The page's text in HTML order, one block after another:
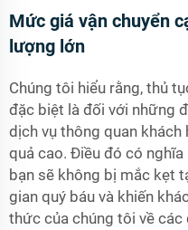
Mức giá vận chuyển
lượng lớn
Chúng tôi hiểu rằng, thủ
đặc biệt là đối với những
dịch vụ thông quan
quả cao. Điều đó có
bạn sẽ không bị mắc kẹt
gian quý báu và khiến
thức của chúng tôi về